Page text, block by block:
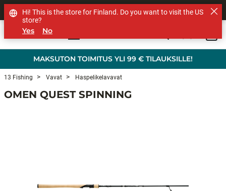
MAKSUTON TOIMITUS YLI 99 € TILAUKSILLE!
MUUT TUOTEMERKIT
13 Fishing Vavat Haspelikelavavat
OMEN QUEST SPINNING
Hi! This is the store for Finland. Do you want to visit the US
store?
Yes No